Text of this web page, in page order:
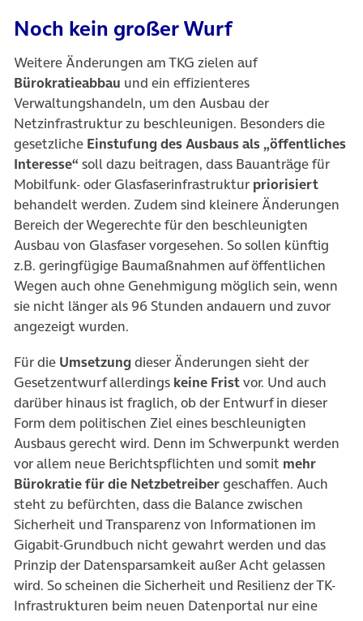
Noch kein großer Wurf
Weitere Änderungen am TKG zielen auf
Bürokratieabbau und ein effizienteres
Verwaltungshandeln, um den Ausbau der
Netzinfrastruktur zu beschleunigen. Besonders die
gesetzliche Einstufung des Ausbaus als „öffentliches
Interesse“ soll dazu beitragen, dass Bauanträge für
Mobilfunk- oder Glasfaserinfrastruktur priorisiert
behandelt werden. Zudem sind kleinere Änderungen
Bereich der Wegerechte für den beschleunigten
Ausbau von Glasfaser vorgesehen. So sollen künftig
z.B. geringfügige Baumaßnahmen auf öffentlichen
Wegen auch ohne Genehmigung möglich sein, wenn
sie nicht länger als 96 Stunden andauern und zuvor
angezeigt wurden.
Für die Umsetzung dieser Änderungen sieht der
Gesetzentwurf allerdings keine Fristvor. Und auch
darüber hinaus ist fraglich, ob der Entwurf in dieser
Form dem politischen Ziel eines beschleunigten
Ausbaus gerecht wird. Denn im Schwerpunkt werden
vor allem neue Berichtspflichten und somit mehr
Bürokratie für die Netzbetreibergeschaffen. Auch
steht zu befürchten, dass die Balance zwischen
Sicherheit und Transparenz von Informationen im
Gigabit-Grundbuch nicht gewahrt werden und das
Prinzip der Datensparsamkeit außer Acht gelassen
wird. So scheinen die Sicherheit und Resilienz der TK-
Infrastrukturen beim neuen Datenportal nur eine